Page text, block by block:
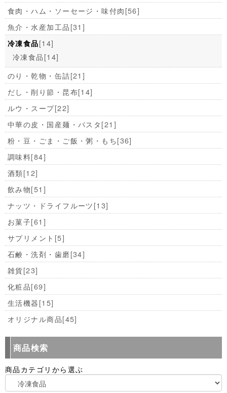
食肉・ハム・ソーセージ・味付肉[56]
魚介・水産加工品[31]
冷凍食品[14]
冷凍食品[14]
のり・乾物・缶詰[21]
だし・削り節・昆布[14]
ルウ・スープ[22]
中華の皮・国産麺・パスタ[21]
粉・豆・ごま・ご飯・粥・もち[36]
調味料[84]
酒類[12]
飲み物[51]
ナッツ・ドライフルーツ[13]
お菓子[61]
サプリメント [5]
石鹸・洗剤・歯磨[34]
雑貨[23]
化粧品[69]
生活機器[15]
オリジナル商品[45]
商品検索
商品カテゴリから選ぶ